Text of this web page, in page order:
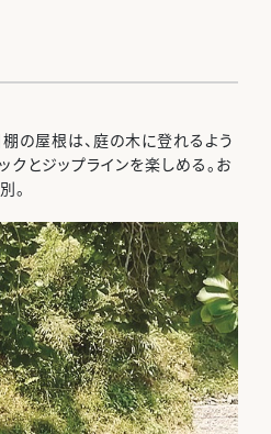
の屋根は、庭の木に登れるよう
クとジップラインを楽しめる。お
。